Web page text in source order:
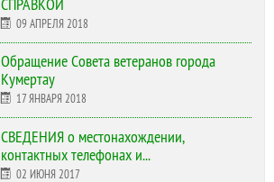
СПРАВКОЙ
09 АПРЕЛЯ 2018
Обращение Совета ветеранов города
Кумертау
17 ЯНВАРЯ 2018
СВЕДЕНИЯ о местонахождении,
контактных телефонах и...
02 ИЮНЯ 2017